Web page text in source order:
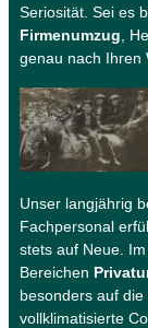
Seriosität. Sei es
Firmenumzug,
genau nach Ihren
Unser langjährig
Fachpersonal
stets auf Neue.
Bereichen
besonders auf die
vollklimatisierte